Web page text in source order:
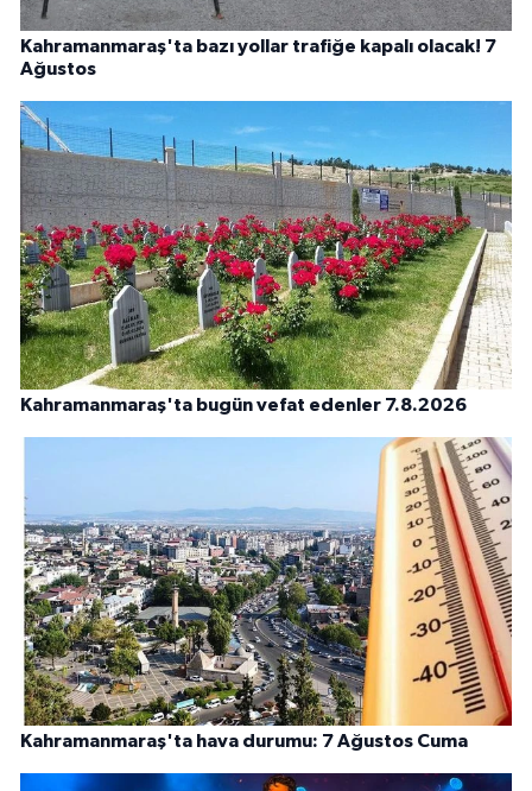
Kahramanmaraş'ta bazı yollar trafiğe kapalı olacak! 7
Ağustos
Kahramanmaraş'ta bugün vefat edenler 7.8.2026
Kahramanmaraş'ta hava durumu: 7 Ağustos Cuma